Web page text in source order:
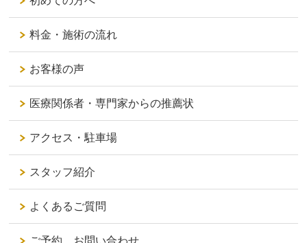
料金・施術の流れ
お客様の声
医療関係者・専門家からの推薦状
アクセス・駐車場
スタッフ紹介
よくあるご質問
ご予約、お問い合わせ